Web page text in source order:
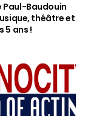
Paul-Baudouin
théâtre et
5 ans !